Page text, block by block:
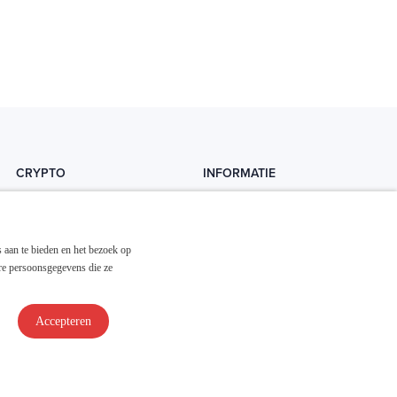
CRYPTO
Crypto koopgids
INFORMATIE
te bieden en het bezoek op
persoonsgegevens die ze
Accepteren